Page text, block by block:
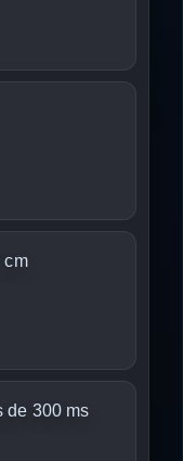
cm
de 300 ms